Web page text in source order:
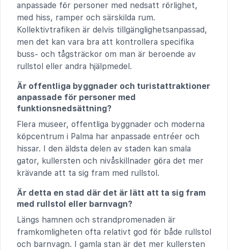
anpassade för personer med nedsatt rörlighet,
med hiss, ramper och särskilda rum.
Kollektivtrafiken är delvis tillgänglighetsanpassad,
men det kan vara bra att kontrollera specifika
buss- och tågsträckor om man är beroende av
rullstol eller andra hjälpmedel.
Är offentliga byggnader och turistattraktioner
anpassade för personer med
funktionsnedsättning?
Flera museer, offentliga byggnader och moderna
köpcentrum i Palma har anpassade entréer och
hissar. I den äldsta delen av staden kan smala
gator, kullersten och nivåskillnader göra det mer
krävande att ta sig fram med rullstol.
Är detta en stad där det är lätt att ta sig fram
med rullstol eller barnvagn?
Längs hamnen och strandpromenaden är
framkomligheten ofta relativt god för både rullstol
och barnvagn. I gamla stan är det mer kullersten